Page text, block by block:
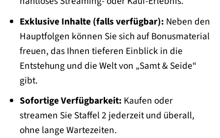
Exklusive Inhalte (falls verfügbar): Neben den
Hauptfolgen können Sie sich auf Bonusmaterial
freuen, das Ihnen tieferen Einblick in die
Entstehung und die Welt von „Samt & Seide“
gibt.
Sofortige Verfügbarkeit: Kaufen oder
streamen Sie Staffel 2 jederzeit und überall,
ohne lange Wartezeiten.